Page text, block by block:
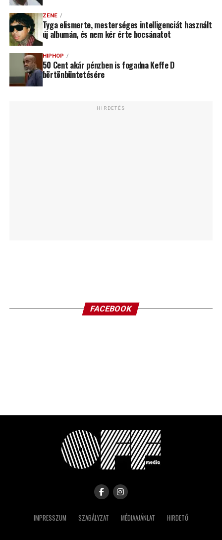
ZENE
Tyga elismerte, mesterséges intelligenciát használt
új albumán, és nem kér érte bocsánatot
HIPHOP
50 Cent akár pénzben is fogadna Keffe D
börtönbüntetésére
HIRDETÉS
FACEBOOK
IMPRESSZUM SZABÁLYZAT MÉDIAAJÁNLAT HIRDETŐ